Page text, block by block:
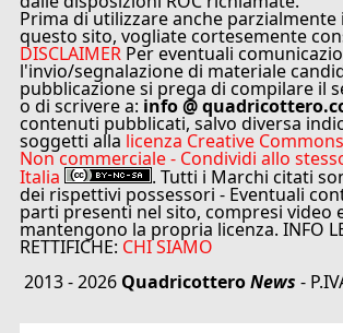
Prima di utilizzare anche
questo sito, vogliate cortesemente
DISCLAIMER Per eventuali
l'invio/segnalazione di materiale
pubblicazione si prega di compilare il
o di scrivere a: info @
contenuti pubblicati, salvo diversa
soggetti alla licenza Creative
Non commerciale - Condividi allo
Italia . Tutti i Marchi citati
dei rispettivi possessori - Eventuali
parti presenti nel sito, compresi video
mantengono la propria licenza. INFO
RETTIFICHE: CHI SIAMO
2013 - 2026 QuadricotteroNews -